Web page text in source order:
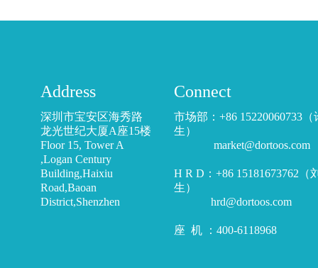
Address
深圳市宝安区海秀路
龙光世纪大厦A座15楼
Floor 15, Tower A
,Logan Century
Building,Haixiu
Road,Baoan
District,Shenzhen
Connect
市场部：+86 15220060733（
生）
market@dortoos.com
H R D：+86 15181673762（
生）
hrd@dortoos.com
座 机 ：400-6118968